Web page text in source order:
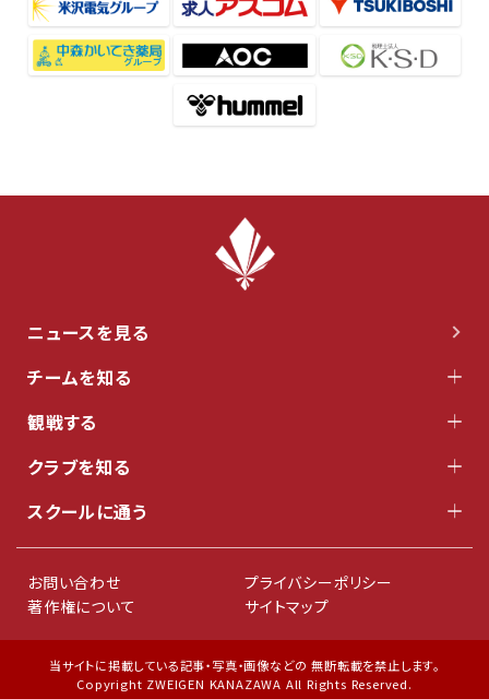
ニュースを見る
チームを知る
観戦する
クラブを知る
スクールに通う
お問い合わせ
プライバシーポリシー
著作権について
サイトマップ
当サイトに掲載している記事・写真・画像などの 無断転載を禁止します。
Copyright ZWEIGEN KANAZAWA All Rights Reserved.